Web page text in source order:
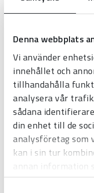
Denna webbplats
Vi använder
innehållet och
tillhandahålla
analysera vår
sådana
din enhet till de
analysföretag som
kan i sin tur
annan
eller som de har
NAMN
FÖRETAGSNAMN